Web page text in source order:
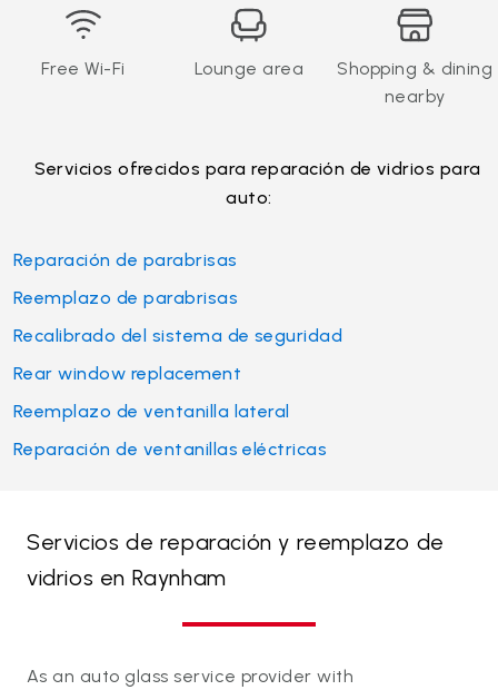
Free Wi-Fi Lounge area
Shopping & dining
nearby
Servicios ofrecidos para reparación de vidrios para
auto:
Reparación de parabrisas
Reemplazo de parabrisas
Recalibrado del sistema de seguridad
Rear window replacement
Reemplazo de ventanilla lateral
Reparación de ventanillas eléctricas
Servicios de reparación y reemplazo de
vidrios en Raynham
As an auto glass service provider with